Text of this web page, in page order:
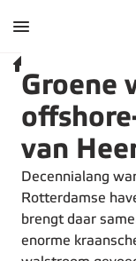
Groene
van
Decennialang
Rotterdamse
brengt daar
enorme